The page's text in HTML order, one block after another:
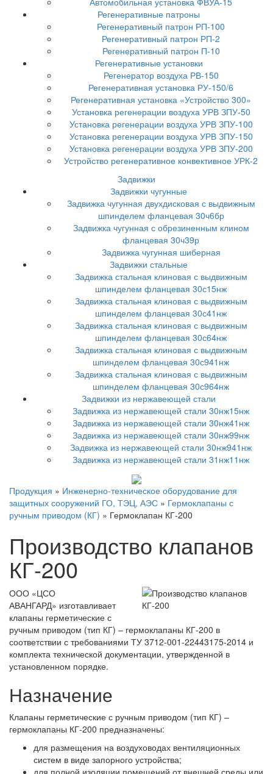
Регенеративные патроны
Регенеративный патрон РП-100
Регенеративный патрон РП-2
Регенеративный патрон П-10
Регенеративные установки
Регенератор воздуха РВ-150
Регенеративная установка РУ-150/6
Регенеративная установка «Устройство 300»
Установка регенерации воздуха УРВ ЗПУ-50
Установка регенерации воздуха УРВ ЗПУ-100
Установка регенерации воздуха УРВ ЗПУ-150
Установка регенерации воздуха УРВ ЗПУ-200
Устройство регенеративное конвективное УРК-2
Задвижки
Задвижки чугунные
Задвижка чугунная двухдисковая с выдвижным
шпинделем фланцевая 30ч6бр
Задвижка чугунная с обрезиненным клином
фланцевая 30ч39р
Задвижка чугунная шиберная
Задвижки стальные
Задвижка стальная клиновая с выдвижным
шпинделем фланцевая 30с15нж
Задвижка стальная клиновая с выдвижным
шпинделем фланцевая 30с41нж
Задвижка стальная клиновая с выдвижным
шпинделем фланцевая 30с64нж
Задвижка стальная клиновая с выдвижным
шпинделем фланцевая 30с941нж
Задвижка стальная клиновая с выдвижным
шпинделем фланцевая 30с964нж
Задвижки из нержавеющей стали
Задвижка из нержавеющей стали 30нж15нж
Задвижка из нержавеющей стали 30нж41нж
Задвижка из нержавеющей стали 30нж99нж
Задвижка из нержавеющей стали 30нж941нж
Задвижка из нержавеющей стали 31нж11нж
Продукция » Инженерно-техническое оборудование для
защитных сооружений ГО, ТЭЦ, АЭС » Гермоклапаны с
ручным приводом (КГ) » Гермоклапан КГ-200
Производство клапанов
КГ-200
ООО «ЦСО
АВАНГАРД» изготавливает
клапаны герметические с
ручным приводом (тип КГ) – гермоклапаны КГ-200 в
соответствии с требованиями ТУ 3712-001-22443175-2014 и
комплекта технической документации, утвержденной в
установленном порядке.
Назначение
Клапаны герметические с ручным приводом (тип КГ) –
гермоклапаны КГ-200 предназначены:
для размещения на воздуховодах вентиляционных
систем в виде запорного устройства;
для полной изоляции помещений от внешней среды или